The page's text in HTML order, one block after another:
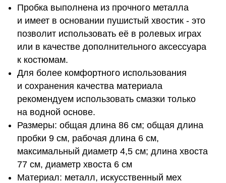
Пробка выпол­нена из прочного металла
и имеет в осно­ва­нии пушистый хво­стик - это
поз­во­лит исполь­зо­вать её в роле­вых играх
или в качестве дополнительного аксессуара
к костюмам.
Для более комфортного использования
и сохранения качества материала
рекомендуем использовать смазки только
на водной основе.
Размеры: общая длина 86 см; общая длина
пробки 9 см, рабочая длина 6 см,
максимальный диаметр 4,5 см; длина хвоста
77 см, диаметр хвоста 6 см
Материал: металл, искусственный мех